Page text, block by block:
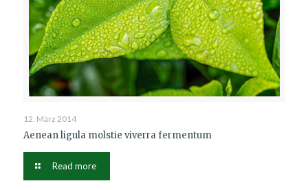
12. März 2014
Aenean ligula molstie viverra fermentum
Read more